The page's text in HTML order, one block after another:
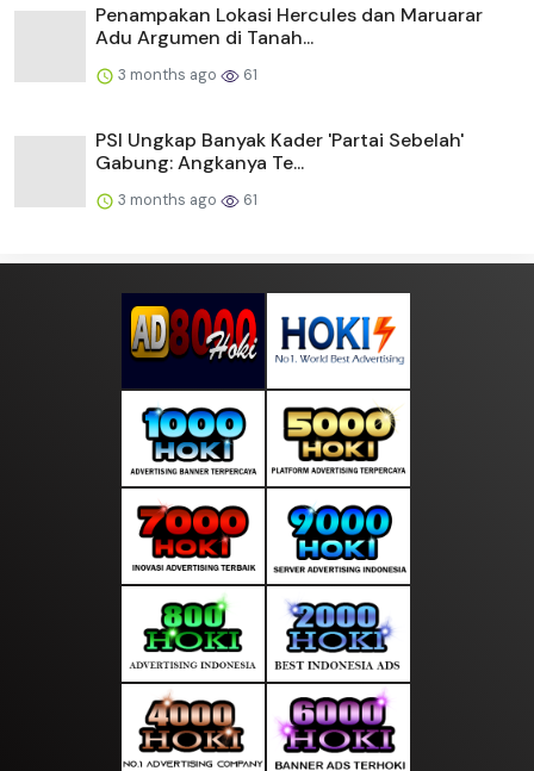
Penampakan Lokasi Hercules dan Maruarar
Adu Argumen di Tanah...
3 months ago 61
PSI Ungkap Banyak Kader 'Partai Sebelah'
Gabung: Angkanya Te...
3 months ago 61